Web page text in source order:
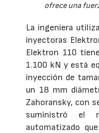
ofrece una
La ingeniera
inyectoras
Elektron 110
1.100 kN y está
inyección de
un 18 mm
Zahoransky, con
suministró el
automatizado